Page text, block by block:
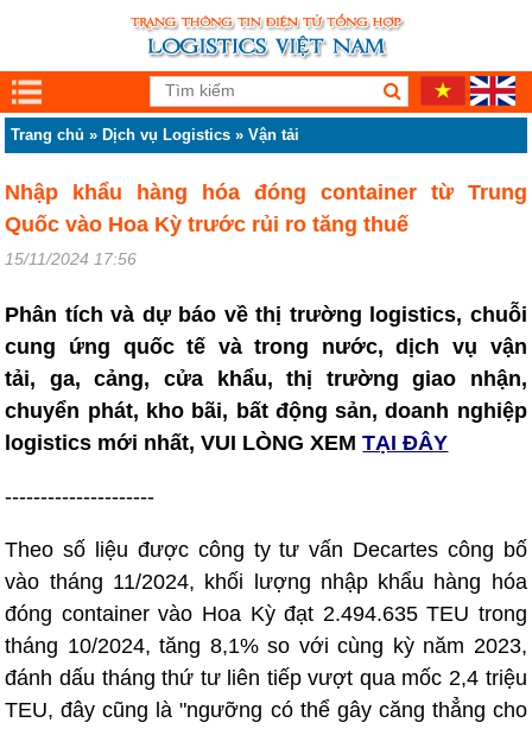
Trang chủ » Dịch vụ Logistics »Vận tải
Nhập khẩu hàng hóa đóng container từ Trung
Quốc vào Hoa Kỳ trước rủi ro tăng thuế
15/11/2024 17:56
Phân tích và dự báo về thị trường logistics, chuỗi
cung ứng quốc tế và trong nước, dịch vụ vận
tải, ga, cảng, cửa khẩu, thị trường giao nhận,
chuyển phát, kho bãi, bất động sản, doanh nghiệp
logistics mới nhất, VUI LÒNG XEM TẠI ĐÂY
---------------------
Theo số liệu được công ty tư vấn Decartes công bố
vào tháng 11/2024, khối lượng nhập khẩu hàng hóa
đóng container vào Hoa Kỳ đạt 2.494.635 TEU trong
tháng 10/2024, tăng 8,1% so với cùng kỳ năm 2023,
đánh dấu tháng thứ tư liên tiếp vượt qua mốc 2,4 triệu
TEU, đây cũng là "ngưỡng có thể gây căng thẳng cho